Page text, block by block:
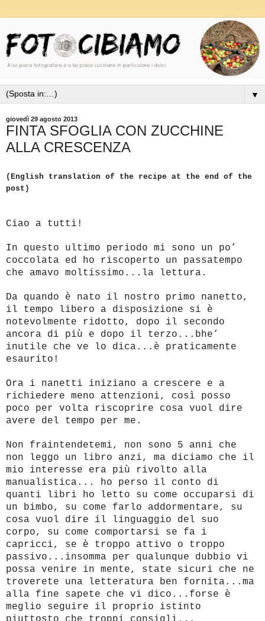
▼
giovedì 29 agosto 2013
FINTA SFOGLIA CON ZUCCHINE
ALLA CRESCENZA
(English translation of the recipe at the end of the
post)
Ciao a tutti!
In questo ultimo periodo mi sono un po’
coccolata ed ho riscoperto un passatempo
che amavo moltissimo...la lettura.
Da quando è nato il nostro primo nanetto,
il tempo libero a disposizione si è
notevolmente ridotto, dopo il secondo
ancora di più e dopo il terzo...bhe’
inutile che ve lo dica...è praticamente
esaurito!
Ora i nanetti iniziano a crescere e a
richiedere meno attenzioni, così posso
poco per volta riscoprire cosa vuol dire
avere del tempo per me.
Non fraintendetemi, non sono 5 anni che
non leggo un libro anzi, ma diciamo che il
mio interesse era più rivolto alla
manualistica... ho perso il conto di
quanti libri ho letto su come occuparsi di
un bimbo, su come farlo addormentare, su
cosa vuol dire il linguaggio del suo
corpo, su come comportarsi se fa i
capricci, se è troppo attivo o troppo
passivo...insomma per qualunque dubbio vi
possa venire in mente, state sicuri che ne
troverete una letteratura ben fornita...ma
alla fine sapete che vi dico...forse è
meglio seguire il proprio istinto